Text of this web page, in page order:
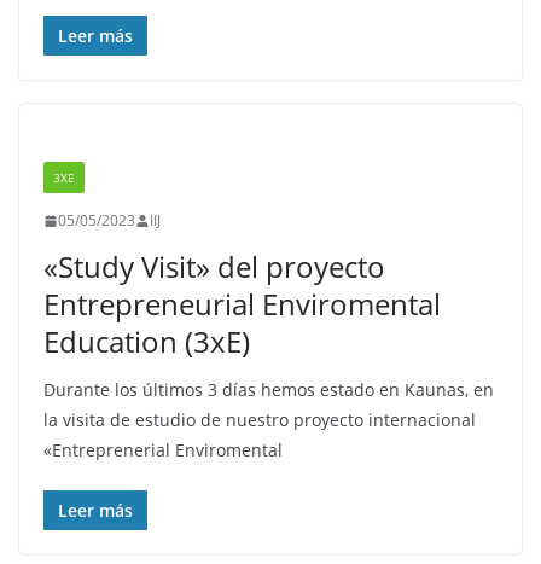
Leer más
3XE
05/05/2023 IIJ
«Study Visit» del proyecto
Entrepreneurial Enviromental
Education (3xE)
Durante los últimos 3 días hemos estado en Kaunas, en
la visita de estudio de nuestro proyecto internacional
«Entreprenerial Enviromental
Leer más